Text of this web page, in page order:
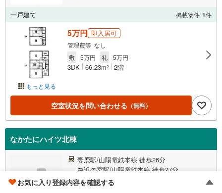
一戸建て 掲載物件 1件
もっと見る
5万円 即入居可
管理費等 なし
敷
5万円 礼 5万円
3DK 66.23m2 2階
空室状況を問い合わせる （無料）
なかたにハイツ北棟
妻鹿駅/山陽電鉄本線 徒歩26分
白浜の宮駅/山陽電鉄本線 徒歩27分
兵庫県姫路市北原
お気に入り登録内容を確認する